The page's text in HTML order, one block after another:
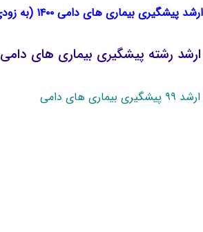
پیشگیری بیماری های دامی ۱۴۰۰ (به زودی)
ارشد رشته پیشگیری بیماری های دامی
دامی